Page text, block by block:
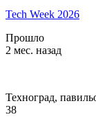
Tech Week 2026
Прошло
2 мес. назад
Техноград,
38